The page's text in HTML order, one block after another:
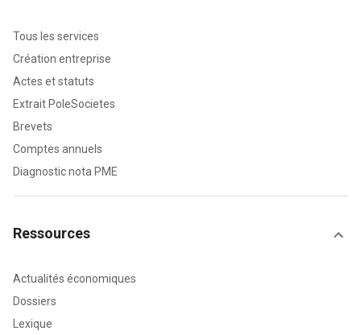
Tous les services
Création entreprise
Actes et statuts
Extrait PoleSocietes
Brevets
Comptes annuels
Diagnostic nota PME
Ressources
Actualités économiques
Dossiers
Lexique